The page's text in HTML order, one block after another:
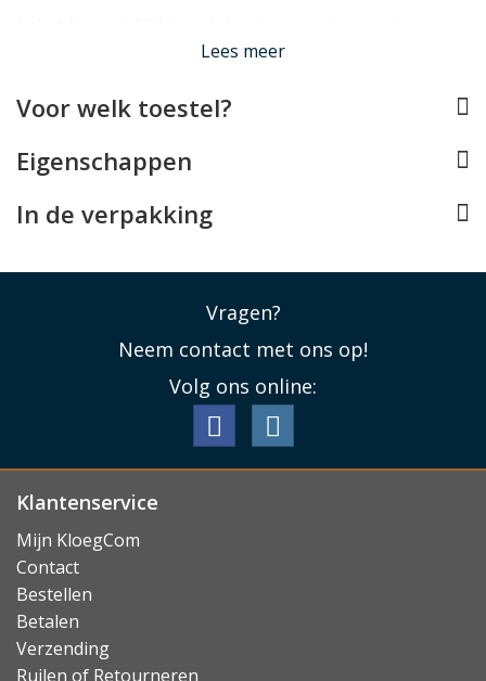
briefgeld en bonnetjes opbergen dankzij de
worden zodat u de P30 rechtop neer kunt zetten.
Lees meer
Voor welk toestel?
Eigenschappen
In de verpakking
Vragen?
Neem contact met ons op!
Volg ons online:
Klantenservice
Mijn KloegCom
Contact
Bestellen
Betalen
Verzending
Ruilen of Retourneren